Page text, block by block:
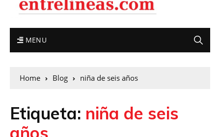
MENU
Home Blog niña de seis años
Etiqueta: niña de seis
años